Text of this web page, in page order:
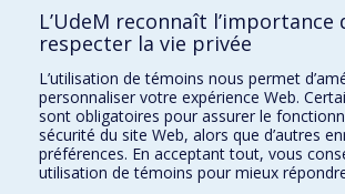
Comment soutenir le Département?
BESOIN D'AIDE?
Plan du site
Signaler une erreur
Accessibilité
FACULTÉ DES ARTS ET DES SCIENCES
L’UdeM reconnaît l’importance
respecter la vie privée
L’utilisation de témoins nous permet
personnaliser votre expérience Web.
sont obligatoires pour assurer le
sécurité du site Web, alors que d’autres
préférences. En acceptant tout, vous
utilisation de témoins pour mieux